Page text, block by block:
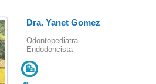
Dra. Yanet Gomez
Odontopediatra
Endodoncista